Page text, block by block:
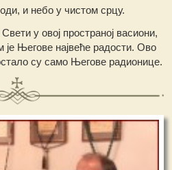
и небо у чистом срцу.
у овој пространој васиони,
је Његове највеће радости. Ово
су само Његове радионице.